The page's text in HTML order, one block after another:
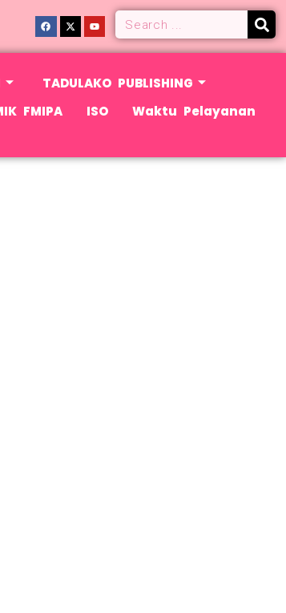
TADULAKO PUBLISHING
FMIPA ISO Waktu Pelayanan